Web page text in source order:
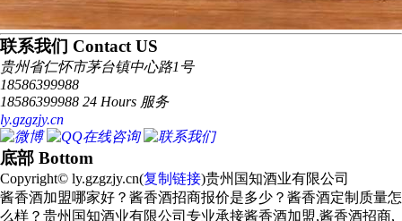
联系我们 Contact US
贵州省仁怀市茅台镇中心路1号
18586399988
18586399988 24 Hours 服务
ly.gzgzjy.cn
底部 Bottom
Copyright© ly.gzgzjy.cn(复制链接)贵州国知酒业有限公司
酱香酒加盟哪家好？酱香酒招商报价是多少？酱香酒定制质量怎
么样？贵州国知酒业有限公司专业承接酱香酒加盟,酱香酒招商,